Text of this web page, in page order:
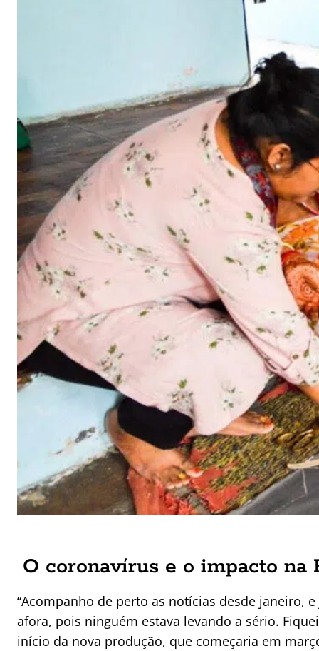
O coronavírus e o impacto na
“Acompanho de perto as notícias desde janeiro,
afora, pois ninguém estava levando a sério.
início da nova produção, que começaria em